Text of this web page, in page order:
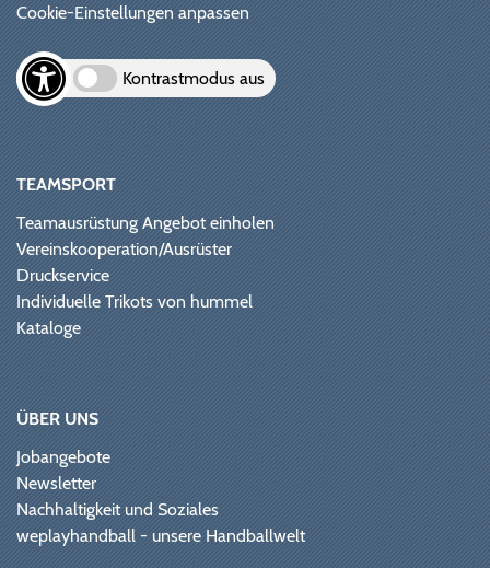
Cookie-Einstellungen anpassen
Kontrastmodus aus
TEAMSPORT
Teamausrüstung Angebot einholen
Vereinskooperation/Ausrüster
Druckservice
Individuelle Trikots von hummel
Kataloge
ÜBER UNS
Jobangebote
Newsletter
Nachhaltigkeit und Soziales
weplayhandball - unsere Handballwelt